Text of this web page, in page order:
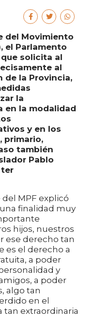
del Movimiento
el Parlamento
solicita al
al
de la Provincia,
la
en la modalidad
y en los
primario,
también
Pablo
ter
MPF explicó
finalidad muy
hijos, nuestros
ese derecho tan
es el derecho a
a poder
y
a poder
algo tan
en el
tan extraordinaria